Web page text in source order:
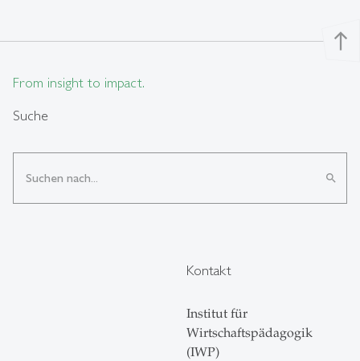
north
From insight to impact.
Suche
search
Kontakt
Institut für
Wirtschaftspädagogik
(IWP)